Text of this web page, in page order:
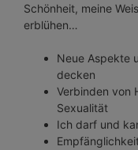
Schönheit, meine
erblühen…
Neue Aspekte
decken
Verbinden von
Sexualität
Ich darf und